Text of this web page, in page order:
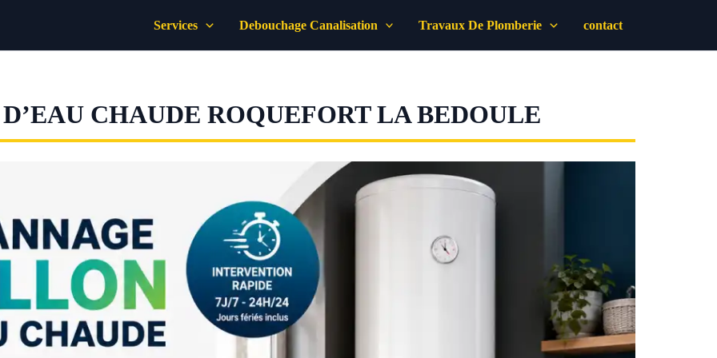
Services Debouchage Canalisation Travaux De Plomberie contact
CHAUDE ROQUEFORT LA BEDOULE